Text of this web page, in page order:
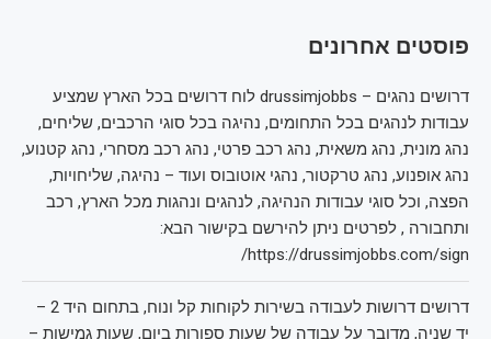
פוסטים אחרונים
דרושים נהגים – drussimjobbs לוח דרושים בכל הארץ שמציע
עבודות לנהגים בכל התחומים, נהיגה בכל סוגי הרכבים, שליחים,
נהג מונית, נהג משאית, נהג רכב פרטי, נהג רכב מסחרי, נהג קטנוע,
נהג אופנוע, נהג טרקטור, נהגי אוטובוס ועוד – נהיגה, שליחויות,
הפצה, וכל סוגי עבודות הנהיגה, לנהגים ונהגות מכל הארץ, רכב
ותחבורה , לפרטים ניתן להירשם בקישור הבא:
https://drussimjobbs.com/sign/
דרושים דרושות לעבודה בשירות לקוחות קל ונוח, בתחום היד 2 –
יד שניה, מדובר על עבודה של שעות ספורות ביום, שעות גמישות –